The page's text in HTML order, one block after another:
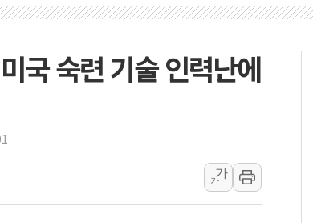
푸본현대생명, 육군 3군단
벼랑 끝 선 '동전주' 무더
1순위보다 낮은 특별공급
[인사] 공정거래위원회
KDB생명 본입찰 3파전…
국 숙련 기술 인력난에
가
가